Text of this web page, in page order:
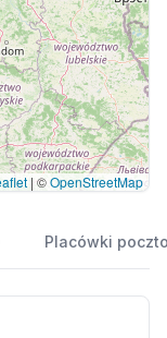
| ©OpenStreetMap
Placówki